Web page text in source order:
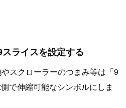
スライスを設定する
スクローラーのつまみ等は「9
で伸縮可能なシンボルにしま